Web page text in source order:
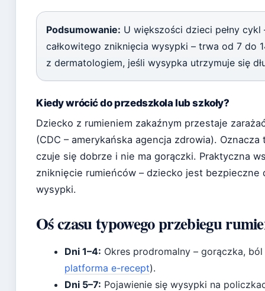
Podsumowanie: U większości dzieci pełny
całkowitego zniknięcia wysypki – trwa od 7 do
z dermatologiem, jeśli wysypka utrzymuje się
Kiedy wrócić do przedszkola lub szkoły?
Dziecko z rumieniem zakaźnym przestaje
(CDC – amerykańska agencja zdrowia).
czuje się dobrze i nie ma gorączki. Praktyczna
zniknięcie rumieńców – dziecko jest
wysypki.
Oś czasu typowego przebiegu
Dni 1–4: Okres prodromalny – gorączka,
platforma e-recept).
Dni 5–7: Pojawienie się wysypki na